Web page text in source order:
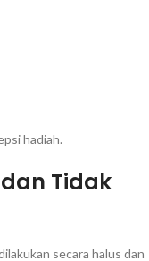
hadiah.
Tidak
secara halus dan